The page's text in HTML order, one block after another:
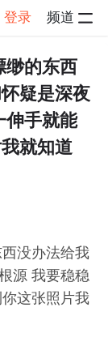
登录 频道
缈的东西
疑是深夜
伸手就能
就知道
没办法给我
源 我要稳稳
这张照片我